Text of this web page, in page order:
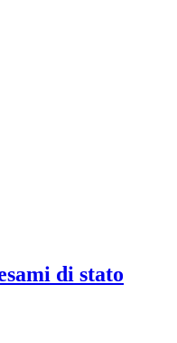
di stato